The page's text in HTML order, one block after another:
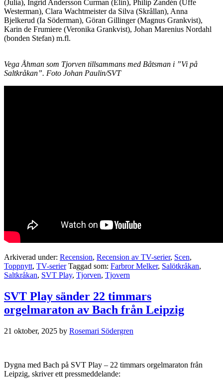
(Julia), Ingrid Andersson Curman (Elin), Philip Zandén (Uffe
Westerman), Clara Wachtmeister da Silva (Skrållan), Anna
Bjelkerud (Ia Söderman), Göran Gillinger (Magnus Grankvist),
Karin de Frumiere (Veronika Grankvist), Johan Marenius Nordahl
(bonden Stefan) m.fl.
Vega Åhman som Tjorven tillsammans med Båtsman i ”Vi på
Saltkråkan”. Foto Johan Paulin/SVT
Arkiverad under: Recension, Recension av TV-serier, Scen,
Toppnytt, TV-serier Taggad som: Farbror Melker, Salötkråkan,
Saltkråkan, SVT Play, Tjorven, Tjovern
SVT Play sänder 22 timmars
orgelmaraton av Bach från Leipzig
21 oktober, 2025 by Rosemari Södergren
Dygna med Bach på SVT Play – 22 timmars orgelmaraton från
Leipzig, skriver ett pressmeddelande: